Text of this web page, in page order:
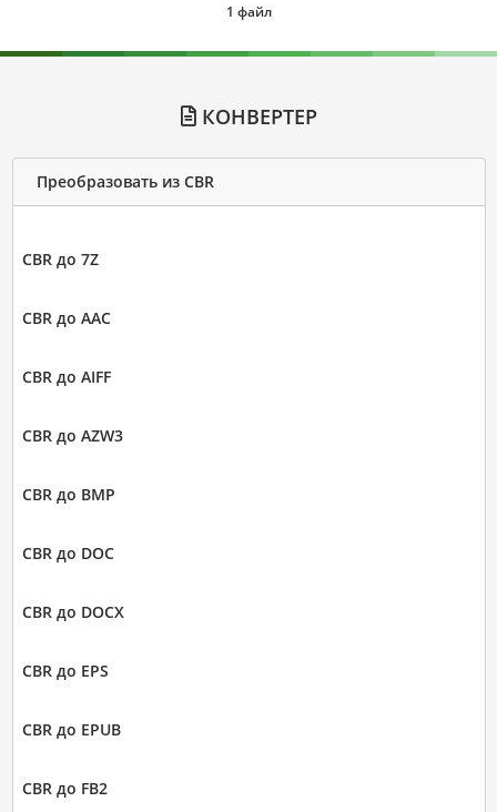
1 файл
КОНВЕРТЕР
Преобразовать из CBR
CBR до 7Z
CBR до AAC
CBR до AIFF
CBR до AZW3
CBR до BMP
CBR до DOC
CBR до DOCX
CBR до EPS
CBR до EPUB
CBR до FB2